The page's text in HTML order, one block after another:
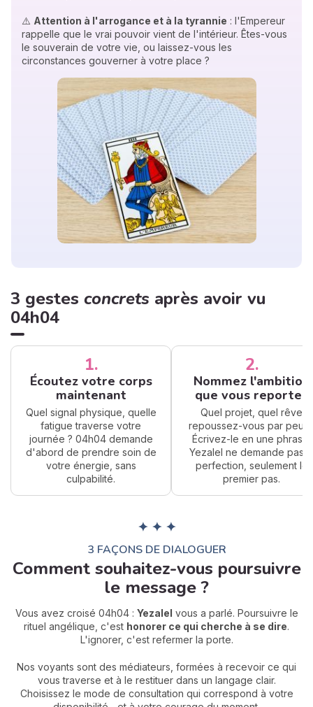
⚠️ Attention à l'arrogance et à la tyrannie : l'Empereur
rappelle que le vrai pouvoir vient de l'intérieur. Êtes-vous
le souverain de votre vie, ou laissez-vous les
circonstances gouverner à votre place ?
3 gestes concrets après avoir vu
04h04
1.
Écoutez votre corps
maintenant
Quel signal physique, quelle
fatigue traverse votre
journée ? 04h04 demande
d'abord de prendre soin de
votre énergie, sans
culpabilité.
2.
Nommez l'ambition
que vous reportez
Quel projet, quel rêve
repoussez-vous par peur
Écrivez-le en une phrase.
Yezalel ne demande pas
perfection, seulement le
premier pas.
✦ ✦ ✦
3 FAÇONS DE DIALOGUER
Comment souhaitez-vous poursuivre
le message ?
Vous avez croisé 04h04 : Yezalel vous a parlé. Poursuivre le
rituel angélique, c'est honorer ce qui cherche à se dire.
L'ignorer, c'est refermer la porte.
Nos voyants sont des médiateurs, formées à recevoir ce qui
vous traverse et à le restituer dans un langage clair.
Choisissez le mode de consultation qui correspond à votre